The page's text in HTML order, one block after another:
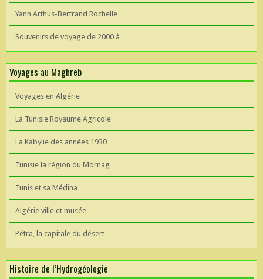
Yann Arthus-Bertrand Rochelle
Souvenirs de voyage de 2000 à
Voyages au Maghreb
Voyages en Algérie
La Tunisie Royaume Agricole
La Kabylie des années 1930
Tunisie la région du Mornag
Tunis et sa Médina
Algérie ville et musée
Pétra, la capitale du désert
Histoire de l’Hydrogéologie